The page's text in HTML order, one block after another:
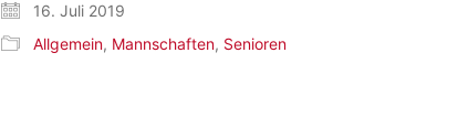
16. Juli 2019
Allgemein, Mannschaften, Senioren